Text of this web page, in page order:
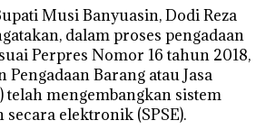
Musi Banyuasin, Dodi Reza
dalam proses pengadaan
Perpres Nomor 16 tahun 2018,
Pengadaan Barang atau Jasa
telah mengembangkan sistem
secara elektronik (SPSE).